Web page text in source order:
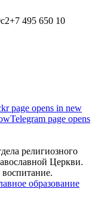
+7 495 650 10
page opens in new
Telegram page opens
религиозного
Церкви.